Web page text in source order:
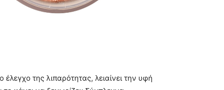
της λιπαρότητας, λειαίνει την υφή